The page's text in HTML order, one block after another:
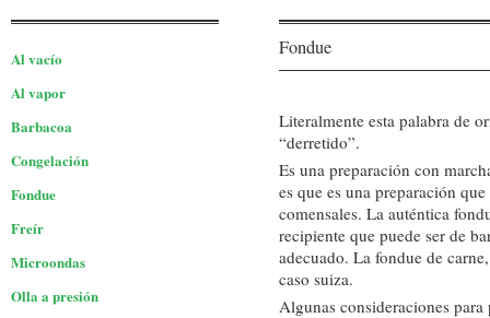
Al vacío
Al vapor
Barbacoa
Congelación
Fondue
Freír
Microondas
Olla a presión
Fondue
Literalmente esta palabra de
“derretido”.
Es una preparación con
es que es una preparación
comensales. La auténtica
recipiente que puede ser de
adecuado. La fondue de
caso suiza.
Algunas consideraciones